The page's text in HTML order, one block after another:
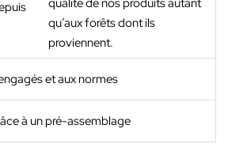
qualité de nos produits autant
qu’aux forêts dont ils
proviennent.
et aux normes
à un pré-assemblage